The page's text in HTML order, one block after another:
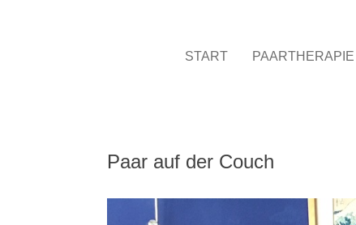
START PAARTHERAPIE
Paar auf der Couch